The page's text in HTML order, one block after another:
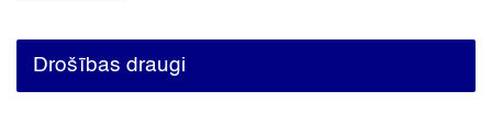
Drošības draugi